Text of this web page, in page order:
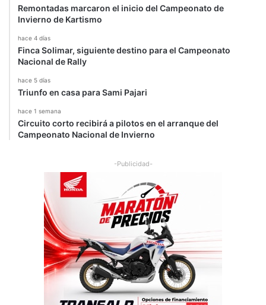
Remontadas marcaron el inicio del Campeonato de
Invierno de Kartismo
hace 4 días
Finca Solimar, siguiente destino para el Campeonato
Nacional de Rally
hace 5 días
Triunfo en casa para Sami Pajari
hace 1 semana
Circuito corto recibirá a pilotos en el arranque del
Campeonato Nacional de Invierno
-Publicidad-